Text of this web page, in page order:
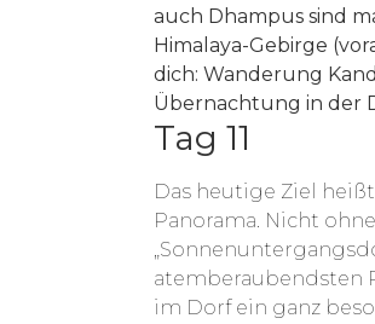
auch Dhampus sind
Himalaya-Gebirge
dich: Wanderung
Übernachtung in der
Tag 11
Das heutige Ziel
Panorama. Nicht
atemberaubendsten
im Dorf ein ganz